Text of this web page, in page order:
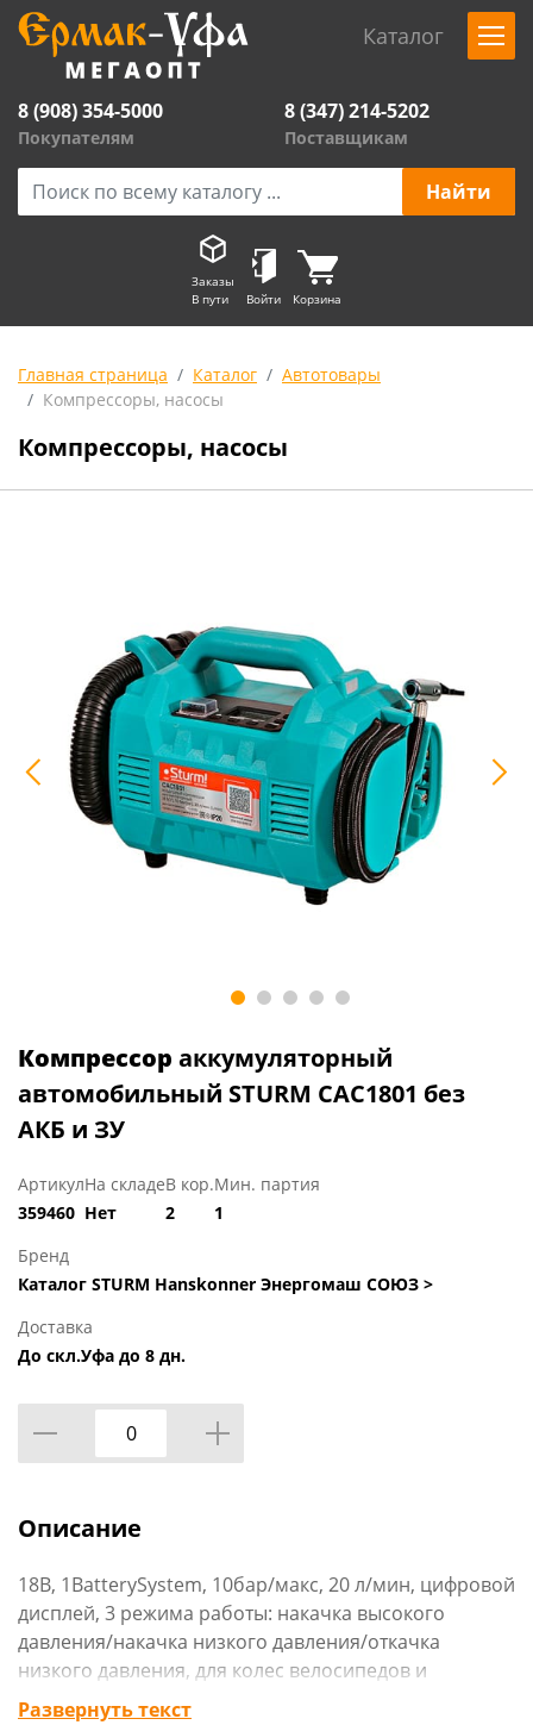
Каталог
8 (908) 354-5000
Покупателям
8 (347) 214-5202
Поставщикам
Заказы
В пути
Войти Корзина
Главная страница Каталог
Автотовары
Компрессоры, насосы
Компрессоры, насосы
Компрессор аккумуляторный
автомобильный STURM CAC1801 без
АКБ и ЗУ
Артикул
359460
На складе
Нет
В кор.
2
Мин. партия
1
Бренд
Каталог STURM Hanskonner Энергомаш СОЮЗ >
Доставка
До скл.Уфа до 8 дн.
Описание
18В, 1BatterySystem, 10бар/макс, 20 л/мин, цифровой
дисплей, 3 режима работы: накачка высокого
давления/накачка низкого давления/откачка
низкого давления, для колес велосипедов и
автомобилей, мячей, матрасов и т.д
Развернуть текст